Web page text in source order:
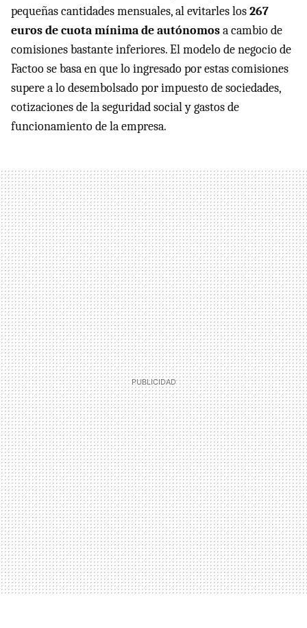
pequeñas cantidades mensuales, al evitarles los267
euros de cuota mínima de autónomosa cambio de
comisiones bastante inferiores. El modelo de negocio de
Factoo se basa en que lo ingresado por estas comisiones
supere a lo desembolsado por impuesto de sociedades,
cotizaciones de la seguridad social y gastos de
funcionamiento de la empresa.